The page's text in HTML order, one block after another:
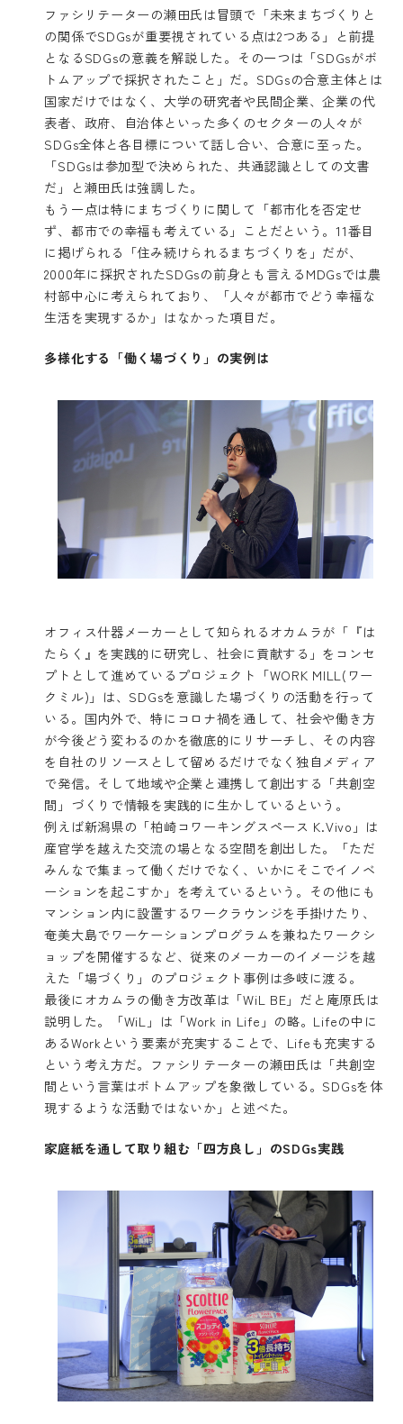
ファシリテーターの瀬田氏は冒頭で「未来まちづくりと
の関係でSDGsが重要視されている点は2つある」と前提
となるSDGsの意義を解説した。その一つは「SDGsがボ
トムアップで採択されたこと」だ。SDGsの合意主体とは
国家だけではなく、大学の研究者や民間企業、企業の代
表者、政府、自治体といった多くのセクターの人々が
SDGs全体と各目標について話し合い、合意に至った。
「SDGsは参加型で決められた、共通認識としての文書
だ」と瀬田氏は強調した。
もう一点は特にまちづくりに関して「都市化を否定せ
ず、都市での幸福も考えている」ことだという。11番目
に掲げられる「住み続けられるまちづくりを」だが、
2000年に採択されたSDGsの前身とも言えるMDGsでは農
村部中心に考えられており、「人々が都市でどう幸福な
生活を実現するか」はなかった項目だ。
多様化する「働く場づくり」の実例は
オフィス什器メーカーとして知られるオカムラが「『は
たらく』を実践的に研究し、社会に貢献する」をコンセ
プトとして進めているプロジェクト「WORK MILL(ワー
クミル)」は、SDGsを意識した場づくりの活動を行って
いる。国内外で、特にコロナ禍を通して、社会や働き方
が今後どう変わるのかを徹底的にリサーチし、その内容
を自社のリソースとして留めるだけでなく独自メディア
で発信。そして地域や企業と連携して創出する「共創空
間」づくりで情報を実践的に生かしているという。
例えば新潟県の「柏崎コワーキングスペース K.Vivo」は
産官学を越えた交流の場となる空間を創出した。「ただ
みんなで集まって働くだけでなく、いかにそこでイノベ
ーションを起こすか」を考えているという。その他にも
マンション内に設置するワークラウンジを手掛けたり、
奄美大島でワーケーションプログラムを兼ねたワークシ
ョップを開催するなど、従来のメーカーのイメージを越
えた「場づくり」のプロジェクト事例は多岐に渡る。
最後にオカムラの働き方改革は「WiL BE」だと庵原氏は
説明した。「WiL」は「Work in Life」の略。Lifeの中に
あるWorkという要素が充実することで、Lifeも充実する
という考え方だ。ファシリテーターの瀬田氏は「共創空
間という言葉はボトムアップを象徴している。SDGsを体
現するような活動ではないか」と述べた。
家庭紙を通して取り組む「四方良し」のSDGs実践